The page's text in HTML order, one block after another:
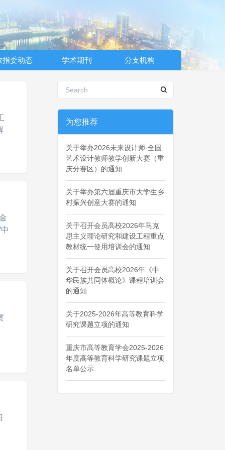
指委动态 学术期刊 分支机构
为您推荐
关于举办2026未来设计师·全国
艺术设计教师教学创新大赛（重
庆分赛区）的通知
关于举办第六届重庆市大学生乡
村振兴创意大赛的通知
关于召开会员高校2026年马克
思主义理论研究和建设工程重点
教材统一使用培训会的通知
关于召开会员高校2026年《中
华民族共同体概论》课程培训会
的通知
关于2025-2026年高等教育科学
研究课题立项的通知
重庆市高等教育学会2025-2026
年度高等教育科学研究课题立项
名单公示